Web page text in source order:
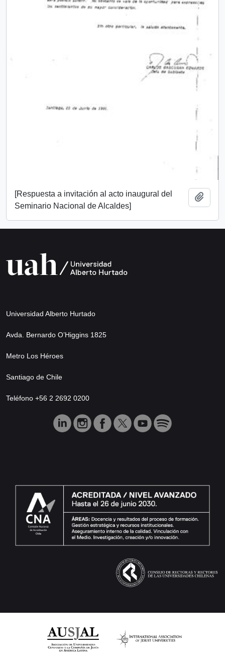
[Respuesta a invitación al acto inaugural del
Seminario Nacional de Alcaldes]
Universidad Alberto Hurtado
Avda. Bernardo O’Higgins 1825
Metro Los Héroes
Santiago de Chile
Teléfono +56 2 2692 0200